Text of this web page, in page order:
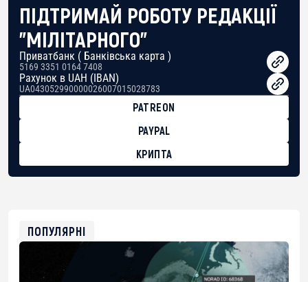
ПІДТРИМАЙ РОБОТУ РЕДАКЦІЇ
"МІЛІТАРНОГО"
Приватбанк ( Банківська карта )
5169 3351 0164 7408
Рахунок в UAH (IBAN)
UA043052990000026007015028783
PATREON
PAYPAL
КРИПТА
0xfD02863D3289416fcF50975c9DFda13623f97758
ПОПУЛЯРНІ